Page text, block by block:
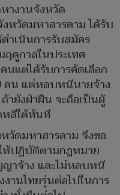
างานจังหวัด
หวัดมหาสารคาม ได้รับ
ำเนินการรับสมัคร
ดูกาลในประเทศ
นแต่ได้รับการคัดเลือก
คน แต่หลบหนีนายจ้าง
ายังฝ่าฝืน จะถือเป็นผู้
หลีใต้ทันที
วัดมหาสารคาม จึงขอ
ห้ปฏิบัติตามกฎหมาย
ญาจ้าง และไม่หลบหนี
งานไทยรุ่นต่อไปในการ